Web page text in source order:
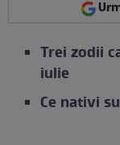
Trei zodii
iulie
Ce nativi